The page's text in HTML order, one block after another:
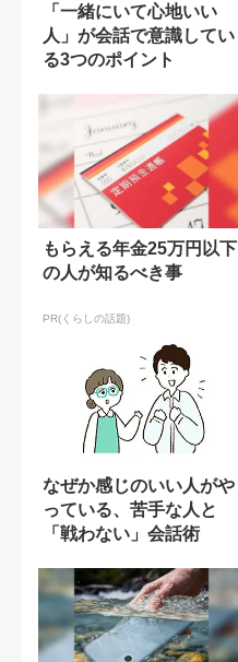
「一緒にいて心地いい
人」が会話で意識してい
る3つのポイント
もらえる年金25万円以下
の人が知るべき事
PR(くらしの話題)
なぜか感じのいい人がや
っている、苦手な人と
「戦わない」会話術